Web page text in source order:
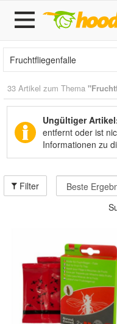
33 Artikel zum Thema
Ungültiger
entfernt oder ist
Informationen zu
Filter